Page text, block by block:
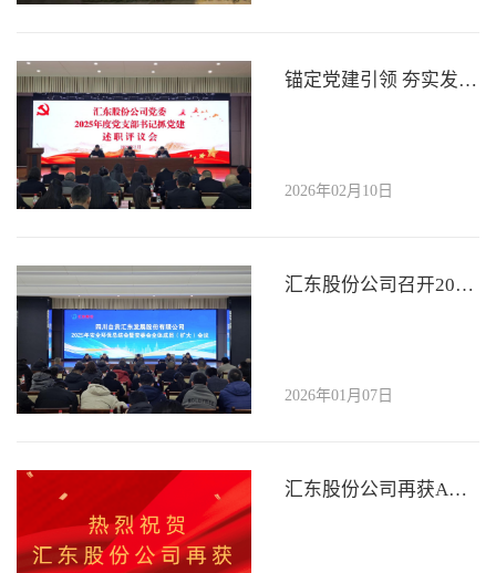
锚定党建引领 夯实发展根基 | 汇东股份公司党委召开2025年度党支部书记抓党建述职评议会议
2026年02月10日
汇东股份公司召开2025年度安全环保总结会 部署2026年重点工作
2026年01月07日
汇东股份公司再获AA主体信用评级，稳健实力获资本市场持续认可